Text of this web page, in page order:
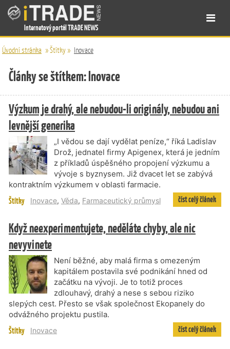
Internetový portál TRADE NEWS
Úvodní stránka »Štítky» Inovace
Články se štítkem: Inovace
Výzkum je drahý, ale nebudou-li originály, nebudou ani
levnější generika
„I vědou se dají vydělat peníze,“ říká Ladislav
Drož, jednatel firmy Apigenex, která je jedním
z příkladů úspěšného propojení výzkumu a
vývoje s byznysem. Již dvacet let se zabývá
kontraktním výzkumem v oblasti farmacie.
Štítky Inovace, Věda, Farmaceutický průmysl číst celý článek
Když neexperimentujete, neděláte chyby, ale nic
nevyvinete
Není běžné, aby malá firma s omezeným
kapitálem postavila své podnikání hned od
začátku na vývoji. Je to totiž proces
zdlouhavý, drahý a nese s sebou riziko
slepých cest. Přesto se však společnost Ekopanely do
odvážného projektu pustila.
Štítky Inovace číst celý článek